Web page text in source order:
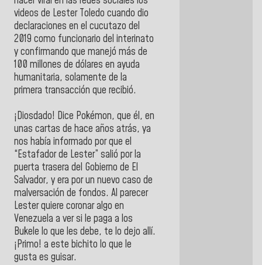
videos de Lester Toledo cuando dio
declaraciones en el cucutazo del
2019 como funcionario del interinato
y confirmando que manejó más de
100 millones de dólares en ayuda
humanitaria, solamente de la
primera transacción que recibió.
¡Diosdado! Dice Pokémon, que él, en
unas cartas de hace años atrás, ya
nos había informado por que el
“Estafador de Lester” salió por la
puerta trasera del Gobierno de El
Salvador, y era por un nuevo caso de
malversación de fondos. Al parecer
Lester quiere coronar algo en
Venezuela a ver si le paga a los
Bukele lo que les debe, te lo dejo allí.
¡Primo! a este bichito lo que le
gusta es guisar.